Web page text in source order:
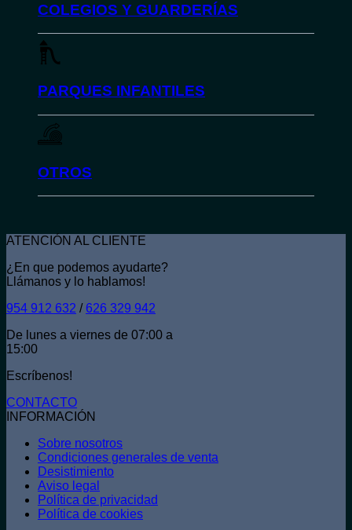
COLEGIOS Y GUARDERÍAS
PARQUES INFANTILES
OTROS
ATENCIÓN AL CLIENTE
¿En que podemos ayudarte?
Llámanos y lo hablamos!
954 912 632 / 626 329 942
De lunes a viernes de 07:00 a
15:00
Escríbenos!
CONTACTO
INFORMACIÓN
Sobre nosotros
Condiciones generales de venta
Desistimiento
Aviso legal
Política de privacidad
Política de cookies